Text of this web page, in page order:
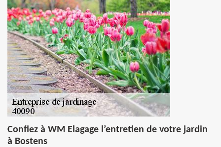
Confiez à WM Elagage l’entretien de votre jardin
à Bostens